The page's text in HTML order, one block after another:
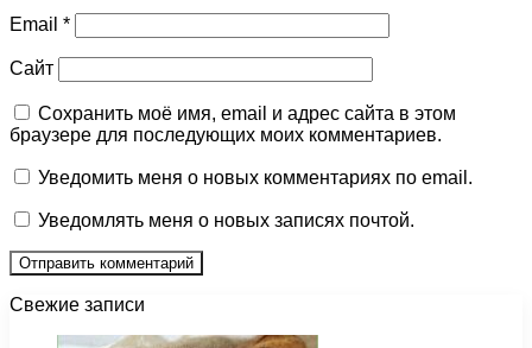
Email *
Сайт
Сохранить моё имя, email и адрес сайта в этом
браузере для последующих моих комментариев.
Уведомить меня о новых комментариях по email.
Уведомлять меня о новых записях почтой.
Свежие записи